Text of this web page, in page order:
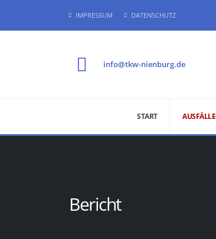
IMPRESSUM DATENSCHUTZ
info@tkw-nienburg.de
START AUSFÄLLE
Bericht